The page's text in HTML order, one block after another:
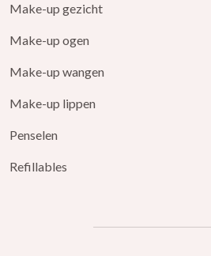
Make-up gezicht
Make-up ogen
Make-up wangen
Make-up lippen
Penselen
Refillables